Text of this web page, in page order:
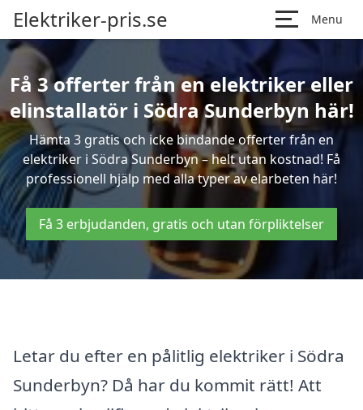
Elektriker-pris.se Menu
Få 3 offerter från en elektriker eller
elinstallatör i Södra Sunderbyn här!
Hämta 3 gratis och icke bindande offerter från en
elektriker i Södra Sunderbyn – helt utan kostnad! Få
professionell hjälp med alla typer av elarbeten här!
Få 3 erbjudanden, gratis och utan förpliktelser
Letar du efter en pålitlig elektriker i Södra
Sunderbyn? Då har du kommit rätt! Att